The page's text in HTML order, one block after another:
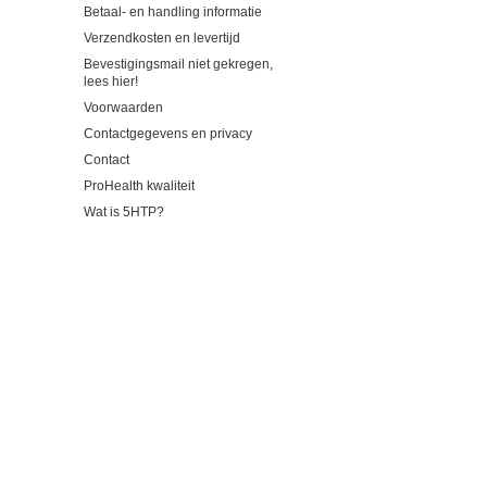
Betaal- en handling informatie
Verzendkosten en levertijd
Bevestigingsmail niet gekregen,
lees hier!
Voorwaarden
Contactgegevens en privacy
Contact
ProHealth kwaliteit
Wat is 5HTP?